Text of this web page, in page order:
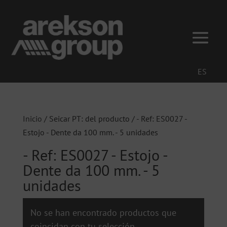
ES
Inicio / Seicar PT: del producto / - Ref: ES0027 -
Estojo - Dente da 100 mm. - 5 unidades
- Ref: ES0027 - Estojo -
Dente da 100 mm. - 5
unidades
No se han encontrado productos que